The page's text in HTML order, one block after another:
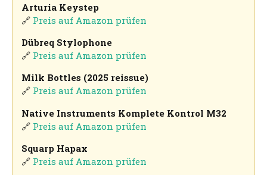
Arturia Keystep
🔗 Preis auf Amazon prüfen
Dübreq Stylophone
🔗 Preis auf Amazon prüfen
Milk Bottles (2025 reissue)
🔗 Preis auf Amazon prüfen
Native Instruments Komplete Kontrol M32
🔗 Preis auf Amazon prüfen
Squarp Hapax
🔗 Preis auf Amazon prüfen